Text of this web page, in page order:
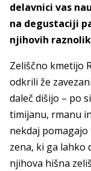
delavnici vas
na degustaciji
njihovih
Zeliščno kmetijo
odkrili že
daleč dišijo – po
timijanu, rmanu
nekdaj
zena, ki ga lahko
njihova hišna